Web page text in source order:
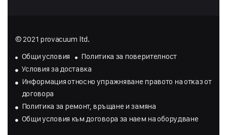
© 2021 provacuum ltd.
Общи условия
Политика за поверителност
Условия за доставка
Инфopмaция oтнocнo yпpaжнявaнe пpaвoтo нa oтĸaз oт
дoгoвopa
Политика за ремонт, връщане и замяна
Общи условия към договора за наем на оборудване